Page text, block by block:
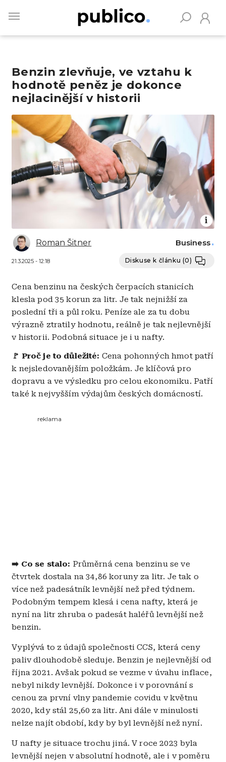
main
Benzin zlevňuje, ve vztahu k
hodnotě peněz je dokonce
nejlacinější v historii
Obrázek
Roman Šitner
21.3.2025 - 12:18
Business
Diskuse k článku (0)
Cena benzinu na českých čerpacích stanicích
klesla pod 35 korun za litr. Je tak nejnižší za
poslední tři a půl roku. Peníze ale za tu dobu
výrazně ztratily hodnotu, reálně je tak nejlevnější
v historii. Podobná situace je i u nafty.
🚩 Proč je to důležité: Cena pohonných hmot patří
k nejsledovanějším položkám. Je klíčová pro
dopravu a ve výsledku pro celou ekonomiku. Patří
také k nejvyšším výdajům českých domácností.
reklama
➡️ Co se stalo: Průměrná cena benzinu se ve
čtvrtek dostala na 34,86 koruny za litr. Je tak o
více než padesátník levnější než před týdnem.
Podobným tempem klesá i cena nafty, která je
nyní na litr zhruba o padesát haléřů levnější než
benzin.
Vyplývá to z údajů společnosti CCS, která ceny
paliv dlouhodobě sleduje. Benzin je nejlevnější od
října 2021. Avšak pokud se vezme v úvahu inflace,
nebyl nikdy levnější. Dokonce i v porovnání s
cenou za první vlny pandemie covidu v květnu
2020, kdy stál 25,60 za litr. Ani dále v minulosti
nelze najít období, kdy by byl levnější než nyní.
U nafty je situace trochu jiná. V roce 2023 byla
levnější nejen v absolutní hodnotě, ale i v poměru
Vyhledávejte na Publiku